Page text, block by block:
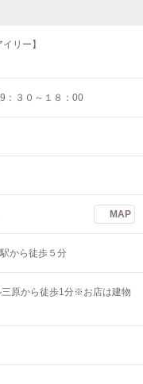
リー】
：３０～１８：00
MAP
から徒歩５分
原から徒歩1分※お店は建物